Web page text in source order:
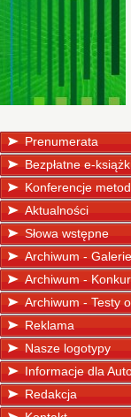
Prenumerata
Bezpłatne e-
Konferencje
Aktualności
Słowa wstępne
Archiwum -
Archiwum -
Archiwum - Testy
Reklama
Nasze logotypy
Informacje dla
Redakcja